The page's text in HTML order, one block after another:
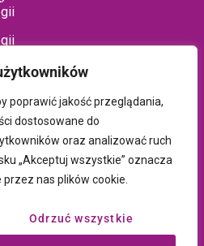
poprawić jakość przeglądania,
dostosowane do
oraz analizować ruch
„Akceptuj wszystkie” oznacza
nas plików cookie.
Odrzuć wszystkie
i plików cookie